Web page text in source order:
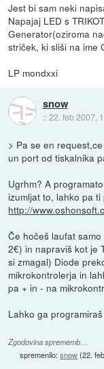
Jest bi sam neki
Napajaj LED s
Generator(oziroma
striček, ki sliši na ime
LP mondxxi
snow
::22. feb 2007,
> Pa se en
un port od tiskalnika
Ugrhm? A
izumljat to, lahko pa ti
http://
Če hočeš laufat
2€) in napraviš kot je
si zmagal) Diode
mikrokontrolerja in
pa + in - na
Lahko ga
Zgodovina sprememb…
spremenilo:snow(22.